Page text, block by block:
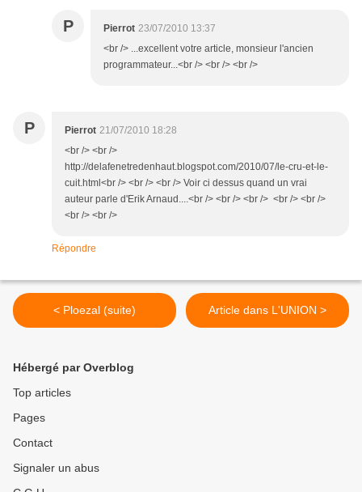
P Pierrot 23/07/2010 13:37
<br /> ...excellent votre article, monsieur l'ancien
programmateur...<br /> <br /> <br />
P Pierrot 21/07/2010 18:28
<br /> <br />
http://delafenetredenhaut.blogspot.com/2010/07/le-cru-et-le-
cuit.html<br /> <br /> <br /> Voir ci dessus quand un vrai
auteur parle d'Erik Arnaud....<br /> <br /> <br /> <br /> <br />
<br /> <br />
Répondre
< Ploezal (suite) Article dans L'UNION >
Hébergé par Overblog
Top articles
Pages
Contact
Signaler un abus